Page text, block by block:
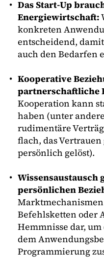
Das Start-Up
Energiewirtschaft:
konkreten
entscheidend,
auch den Bedarfen
Kooperative
partnerschaftliche
Kooperation kann
haben (unter
rudimentäre
flach, das
persönlich gelöst).
Wissensaustausch
persönlichen
Befehlsketten oder
Hemmnisse dar,
dem
Programmierung